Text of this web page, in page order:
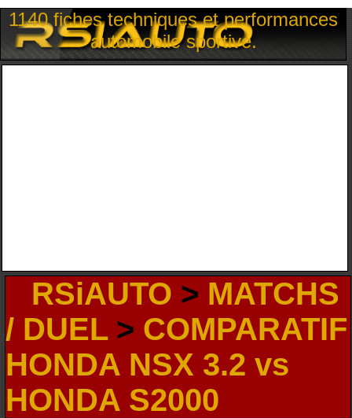
1140 fiches techniques et performances
automobile sportive.
RSiAUTO > MATCHS
/ DUEL> COMPARATIF
HONDA NSX 3.2 vs
HONDA S2000